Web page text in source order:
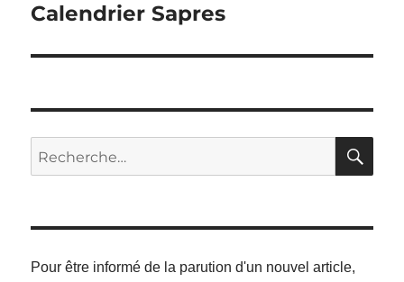
Article
Calendrier Sapres
Recherche
pour
Pour être informé de la parution d'un nouvel article,